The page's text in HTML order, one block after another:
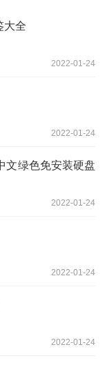
大全
2022-01-24
2022-01-24
文绿色免安装硬盘
2022-01-24
2022-01-24
2022-01-24